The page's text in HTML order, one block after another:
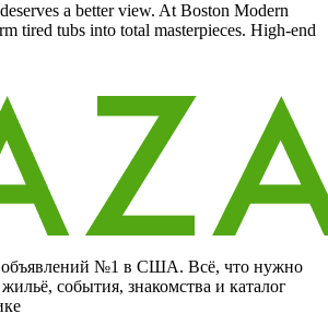
a better view. At Boston Modern
tired tubs into total masterpieces. High-end
объявлений №1 в США. Всё, что нужно
события, знакомства и каталог